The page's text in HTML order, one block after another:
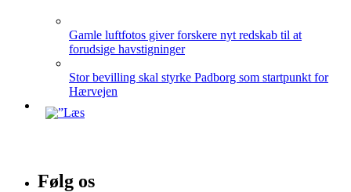
Gamle luftfotos giver forskere nyt redskab til at
forudsige havstigninger
Stor bevilling skal styrke Padborg som startpunkt for
Hærvejen
Følg os